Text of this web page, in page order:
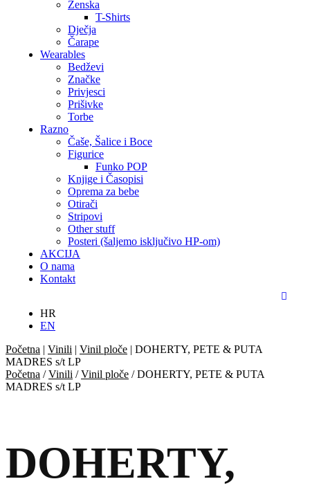
Ženska
T-Shirts
Dječja
Čarape
Wearables
Bedževi
Značke
Privjesci
Prišivke
Torbe
Razno
Čaše, Šalice i Boce
Figurice
Funko POP
Knjige i Časopisi
Oprema za bebe
Otirači
Stripovi
Other stuff
Posteri (šaljemo isključivo HP-om)
AKCIJA
O nama
Kontakt
HR
EN
Početna | Vinili | Vinil ploče | DOHERTY, PETE & PUTA
MADRES s/t LP
Početna /Vinili /Vinil ploče / DOHERTY, PETE & PUTA
MADRES s/t LP
DOHERTY,